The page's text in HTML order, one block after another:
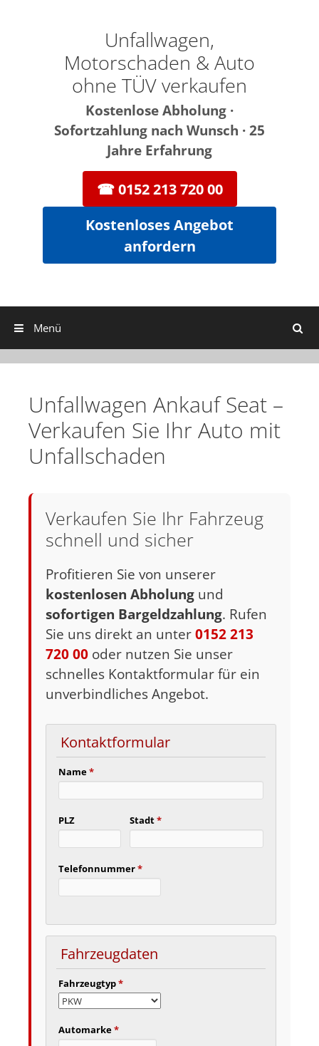
Unfallwagen,
Motorschaden & Auto
ohne TÜV verkaufen
Kostenlose Abholung ·
Sofortzahlung nach Wunsch · 25
Jahre Erfahrung
☎ 0152 213 720 00
Kostenloses Angebot
anfordern
Suchen
Menü
Unfallwagen Ankauf Seat –
Verkaufen Sie Ihr Auto mit
Unfallschaden
Verkaufen Sie Ihr Fahrzeug
schnell und sicher
Profitieren Sie von unserer
kostenlosen Abholung und
sofortigen Bargeldzahlung. Rufen
Sie uns direkt an unter 0152 213
720 00 oder nutzen Sie unser
schnelles Kontaktformular für ein
unverbindliches Angebot.
Kontaktformular
Name*
PLZ Stadt*
Telefonnummer*
Fahrzeugdaten
Fahrzeugtyp*
Automarke*